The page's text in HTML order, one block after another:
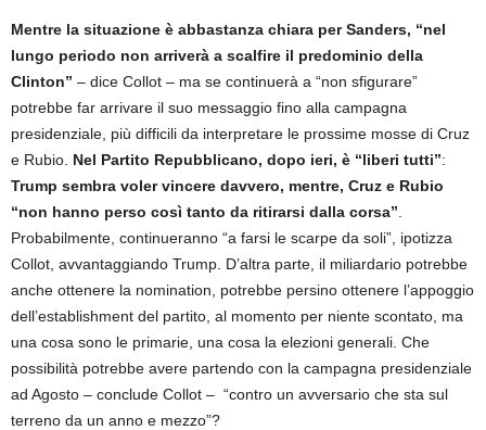
Mentre la situazione è abbastanza chiara per Sanders, “nel
lungo periodo non arriverà a scalfire il predominio della
Clinton” – dice Collot – ma se continuerà a “non sfigurare”
potrebbe far arrivare il suo messaggio fino alla campagna
presidenziale, più difficili da interpretare le prossime mosse di Cruz
e Rubio. Nel Partito Repubblicano, dopo ieri, è “liberi tutti”:
Trump sembra voler vincere davvero, mentre, Cruz e Rubio
“non hanno perso così tanto da ritirarsi dalla corsa”
Probabilmente, continueranno “a farsi le scarpe da soli”, ipotizza
Collot, avvantaggiando Trump. D’altra parte, il miliardario potrebbe
anche ottenere la nomination, potrebbe persino ottenere l’appoggio
dell’establishment del partito, al momento per niente scontato, ma
una cosa sono le primarie, una cosa la elezioni generali. Che
possibilità potrebbe avere partendo con la campagna presidenziale
ad Agosto – conclude Collot – “contro un avversario che sta sul
terreno da un anno e mezzo”?